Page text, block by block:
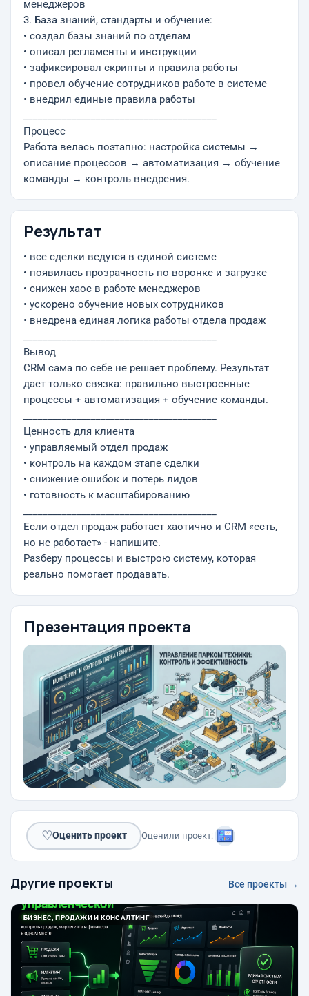
менеджеров
3. База знаний, стандарты и обучение:
• создал базы знаний по отделам
• описал регламенты и инструкции
• зафиксировал скрипты и правила работы
• провел обучение сотрудников работе в системе
• внедрил единые правила работы
Процесс
Работа велась поэтапно: настройка системы →
описание процессов → автоматизация → обучение
команды → контроль внедрения.
Результат
• все сделки ведутся в единой системе
• появилась прозрачность по воронке и загрузке
• снижен хаос в работе менеджеров
• ускорено обучение новых сотрудников
• внедрена единая логика работы отдела продаж
Вывод
CRM сама по себе не решает проблему. Результат
дает только связка: правильно выстроенные
процессы + автоматизация + обучение команды.
Ценность для клиента
• управляемый отдел продаж
• контроль на каждом этапе сделки
• снижение ошибок и потерь лидов
• готовность к масштабированию
Если отдел продаж работает хаотично и CRM «есть,
но не работает» - напишите.
Разберу процессы и выстрою систему, которая
реально помогает продавать.
Презентация проекта
♡Оценить проект Оценили проект:
Другие проекты Все проекты →
БИЗНЕС, ПРОДАЖИ И КОНСАЛТИНГ